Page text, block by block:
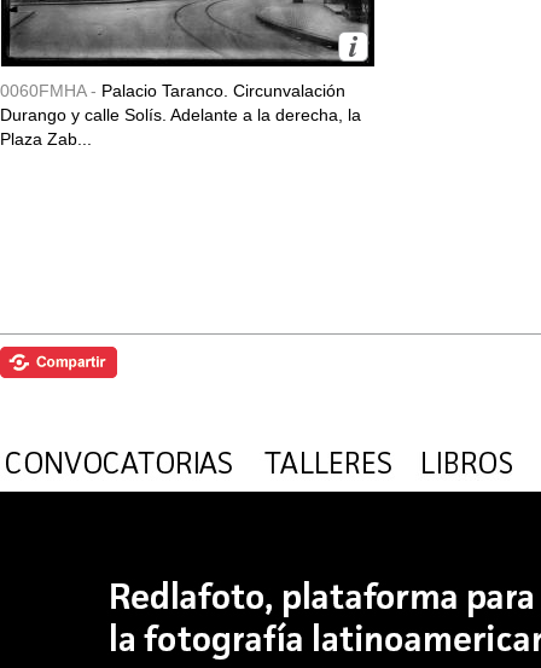
0060FMHA - Palacio Taranco. Circunvalación
Durango y calle Solís. Adelante a la derecha, la
Plaza Zab...